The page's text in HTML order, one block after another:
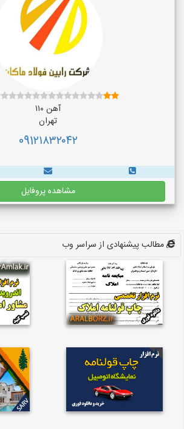
آهن ۱۱۰
تهران
091۲۱۸۳۲۰۴۲
مشاهده پروفایل
مطالب پیشنهادی از سراسر وب